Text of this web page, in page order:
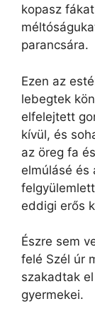
kopasz
parancsára.
Ezen az
lebegtek
elfelejtett
kívül, és
az öreg fa
elmúlásé és
eddigi erős
Észre sem
felé Szél úr
szakadtak
gyermekei.